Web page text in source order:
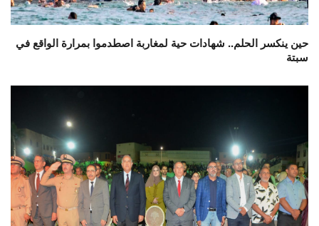
حين ينكسر الحلم.. شهادات حية لمغاربة اصطدموا بمرارة الواقع في
سبتة